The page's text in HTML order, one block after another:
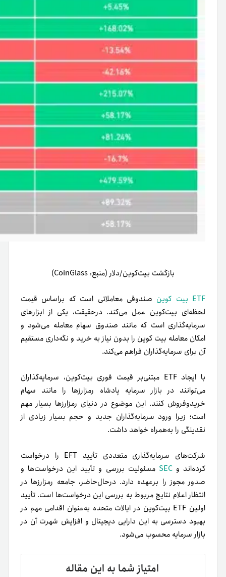
بازگشت بیت‌کوین/دلار (منبع: CoinGlass)
ETF بیت‌ کوین
صندوقی معاملاتی است که بر‌اساس قیمت
لحظه‌ای بیت‌کوین عمل می‌کند. در‌حقیقت، یکی از ابزارهای
سرمایه‌گذاری است که مانند صندوق سهام معامله می‌شود و
امکان معامله بیت کوین را بدون نیاز به خرید و نگه‌داری مستقیم
آن برای سرمایه‌گذاران فراهم می‌کند.
با ایجاد ETF مبتنی‌بر قیمت فوری بیت‌کوین، سرمایه‌گذاران
می‌توانند در بازار سرمایه پادشاه رمزارزها را مانند سهام
خریدوفروش کنند. این موضوع در دنیای رمزارزها بسیار مهم
است؛ زیرا ورود سرمایه‌گذاران جدید و حجم بسیار زیادی از
نقدینگی را به‌همراه خواهد داشت.
شرکت‌های سرمایه‌گذاری متعددی تأیید EFT را درخواست
کرده‌اند وSEC مسئولیت بررسی و تأیید این درخواست‌ها و
صدور مجوز را برعهده دارد. در‌حال‌حاضر، جامعه رمزارزها در
انتظار اعلام نتایج مربوط به بررسی این درخواست‌ها است. تأیید
اولین ETF بیت‌کوین در ایالات متحده به‌عنوان اقدامی مهم در
بهبود دسترسی به این دارایی دیجیتال و افزایش شهرت آن در
بازار سرمایه محسوب می‌شود.
امتیاز شما به این مقاله